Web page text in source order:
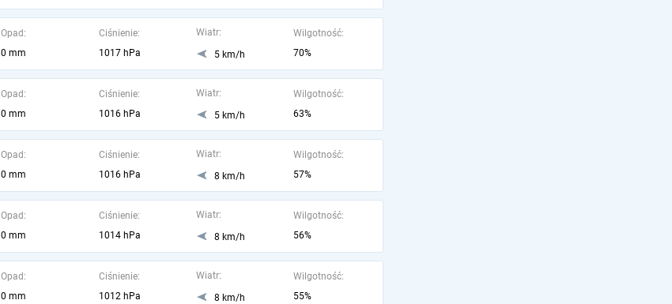
Opad:
0 mm
Ciśnienie:
1017 hPa
Wiatr:
5 km/h
Wilgotność:
70%
Opad:
0 mm
Ciśnienie:
1016 hPa
Wiatr:
5 km/h
Wilgotność:
63%
Opad:
0 mm
Ciśnienie:
1016 hPa
Wiatr:
8 km/h
Wilgotność:
57%
Opad:
0 mm
Ciśnienie:
1014 hPa
Wiatr:
8 km/h
Wilgotność:
56%
Opad:
0 mm
Ciśnienie:
1012 hPa
Wiatr:
8 km/h
Wilgotność:
55%